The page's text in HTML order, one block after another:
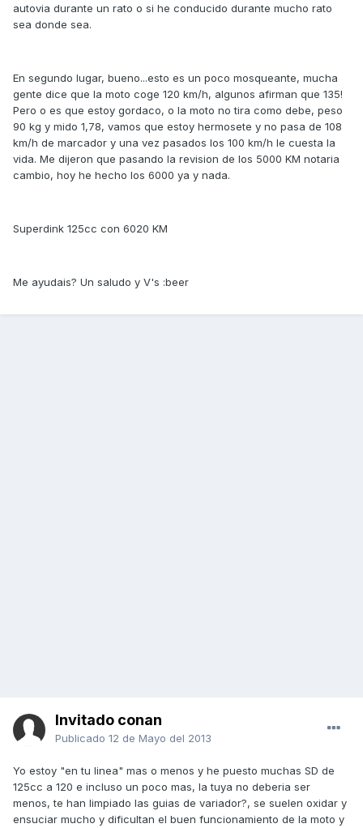
autovia durante un rato o si he conducido durante mucho rato
sea donde sea.
En segundo lugar, bueno...esto es un poco mosqueante, mucha
gente dice que la moto coge 120 km/h, algunos afirman que 135!
Pero o es que estoy gordaco, o la moto no tira como debe, peso
90 kg y mido 1,78, vamos que estoy hermosete y no pasa de 108
km/h de marcador y una vez pasados los 100 km/h le cuesta la
vida. Me dijeron que pasando la revision de los 5000 KM notaria
cambio, hoy he hecho los 6000 ya y nada.
Superdink 125cc con 6020 KM
Me ayudais? Un saludo y V's :beer
Invitado conan
Publicado 12 de Mayo del 2013
Yo estoy "en tu linea" mas o menos y he puesto muchas SD de
125cc a 120 e incluso un poco mas, la tuya no deberia ser
menos, te han limpiado las guias de variador?, se suelen oxidar y
ensuciar mucho y dificultan el buen funcionamiento de la moto y